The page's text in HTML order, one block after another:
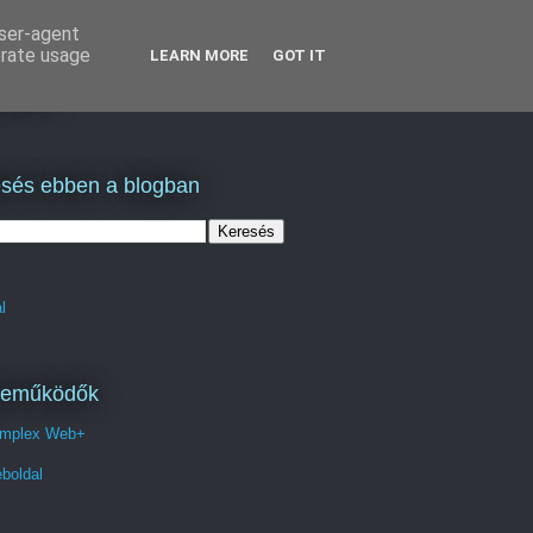
ebben a blogban
Web+
agent
usage
LEARN MORE GOT IT